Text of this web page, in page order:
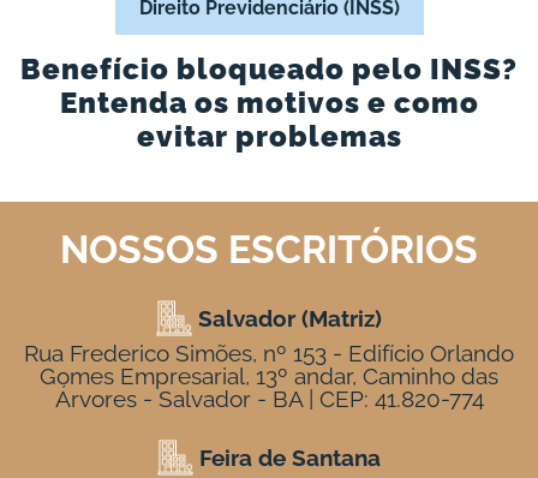
Direito Previdenciário (INSS)
Benefício bloqueado pelo INSS?
Entenda os motivos e como
evitar problemas
NOSSOS ESCRITÓRIOS
Salvador (Matriz)
Rua Frederico Simões, nº 153 - Edifício Orlando
Gomes Empresarial, 13º andar, Caminho das
Árvores - Salvador - BA | CEP: 41.820-774
Feira de Santana